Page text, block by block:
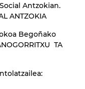
Antzokian.
ANTZOKIA
Begoñako
TA